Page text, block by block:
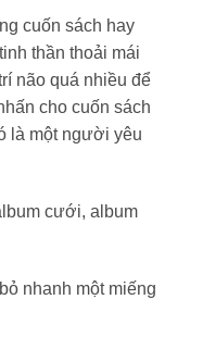
cuốn sách hay
thần thoải mái
não quá nhiều để
cho cuốn sách
là một người yêu
cưới, album
nhanh một miếng